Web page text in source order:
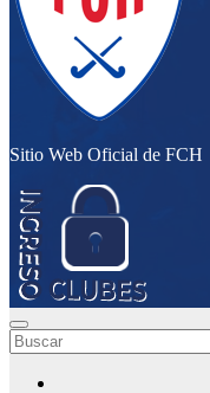
Sitio Web Oficial de FCH